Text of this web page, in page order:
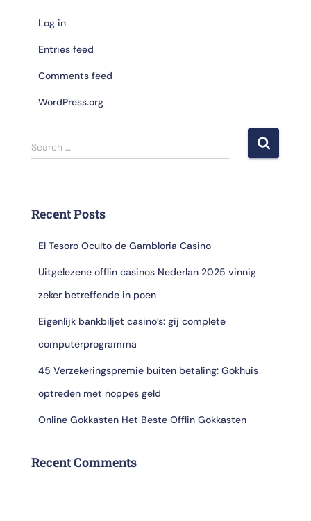
Log in
Entries feed
Comments feed
WordPress.org
Search …
Recent Posts
El Tesoro Oculto de Gambloria Casino
Uitgelezene offlin casinos Nederlan 2025 vinnig
zeker betreffende in poen
Eigenlijk bankbiljet casino’s: gij complete
computerprogramma
45 Verzekeringspremie buiten betaling: Gokhuis
optreden met noppes geld
Online Gokkasten Het Beste Offlin Gokkasten
Recent Comments